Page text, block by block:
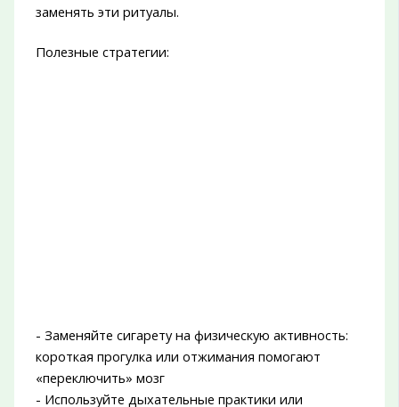
заменять эти ритуалы.
Полезные стратегии:
- Заменяйте сигарету на физическую активность:
короткая прогулка или отжимания помогают
«переключить» мозг
- Используйте дыхательные практики или